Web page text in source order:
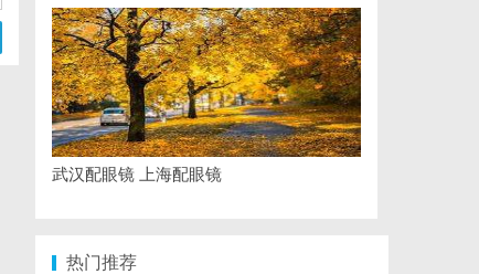
武汉配眼镜 上海配眼镜
热门推荐